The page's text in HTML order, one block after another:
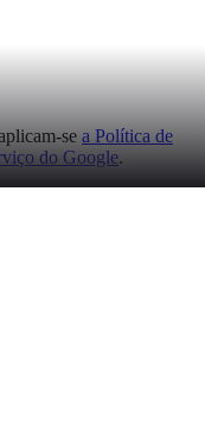
se a Política de
do Google.